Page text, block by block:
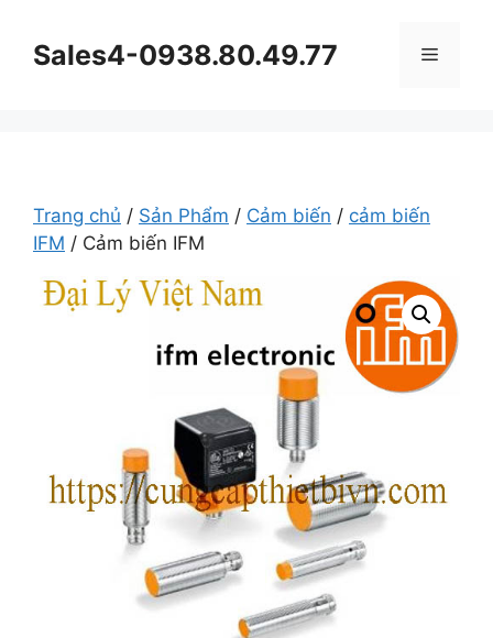
Sales4-0938.80.49.77 Menu
Trang chủ / Sản Phẩm / Cảm biến / cảm biến
IFM / Cảm biến IFM